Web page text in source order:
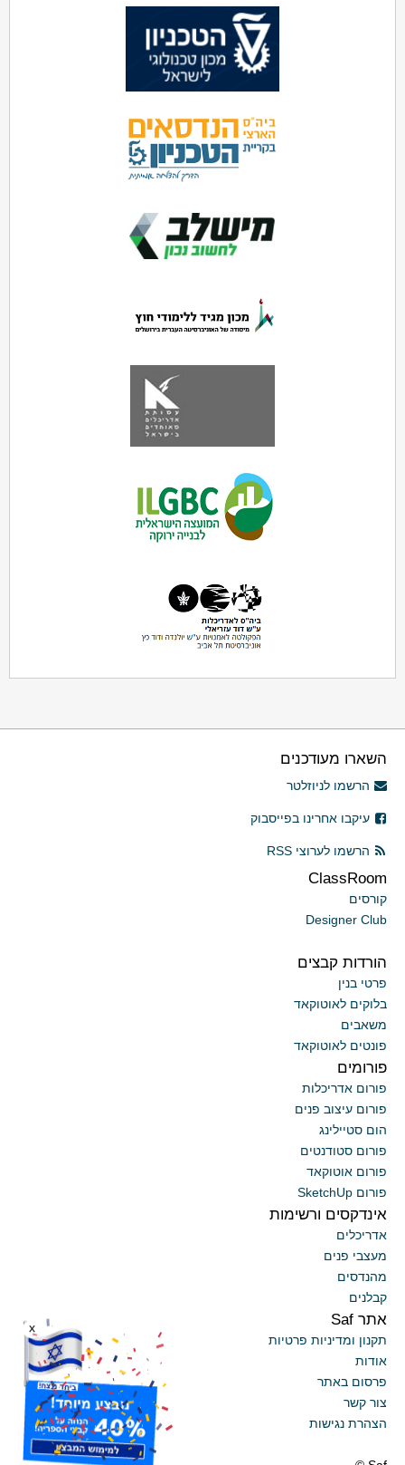
השארו מעודכנים
הרשמו לניוזלטר
עיקבו אחרינו בפייסבוק
הרשמו לערוצי RSS
ClassRoom
קורסים
Designer Club
הורדות קבצים
פרטי בנין
בלוקים לאוטוקאד
משאבים
פונטים לאוטוקאד
פורומים
פורום אדריכלות
פורום עיצוב פנים
הום סטיילינג
פורום סטודנטים
פורום אוטוקאד
פורום SketchUp
אינדקסים ורשימות
אדריכלים
מעצבי פנים
מהנדסים
קבלנים
אתר Saf
תקנון ומדיניות פרטיות
אודות
פרסום באתר
צור קשר
הצהרת נגישות
x